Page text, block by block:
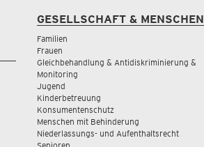
GESELLSCHAFT & MENSCHEN
Familien
Frauen
Gleichbehandlung & Antidiskriminierung &
Monitoring
Jugend
Kinderbetreuung
Konsumentenschutz
Menschen mit Behinderung
Niederlassungs- und Aufenthaltsrecht